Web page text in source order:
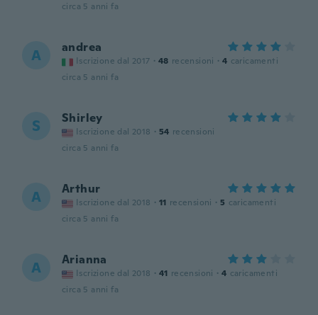
circa 5 anni fa
A andrea
Iscrizione dal 2017 · 48 recensioni · 4 caricamenti
circa 5 anni fa
S Shirley
Iscrizione dal 2018 · 54 recensioni
circa 5 anni fa
A Arthur
Iscrizione dal 2018 · 11 recensioni · 5 caricamenti
circa 5 anni fa
A Arianna
Iscrizione dal 2018 · 41 recensioni · 4 caricamenti
circa 5 anni fa